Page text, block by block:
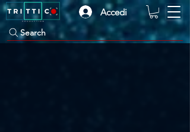
Accedi
Search